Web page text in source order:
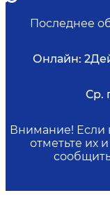
Последнее
Онлайн: 2
Ср.
Внимание! Если
отметьте их